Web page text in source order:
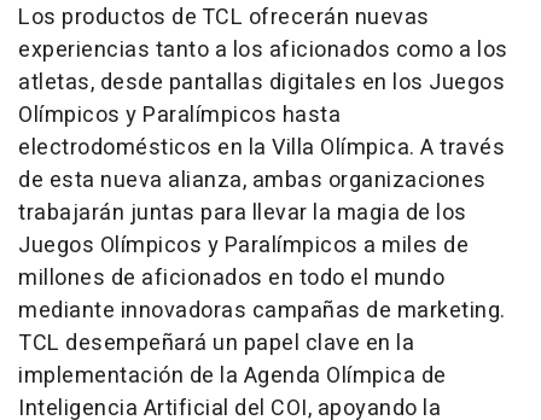
Los productos de TCL ofrecerán nuevas
experiencias tanto a los aficionados como a los
atletas, desde pantallas digitales en los Juegos
Olímpicos y Paralímpicos hasta
electrodomésticos en la Villa Olímpica. A través
de esta nueva alianza, ambas organizaciones
trabajarán juntas para llevar la magia de los
Juegos Olímpicos y Paralímpicos a miles de
millones de aficionados en todo el mundo
mediante innovadoras campañas de marketing.
TCL desempeñará un papel clave en la
implementación de la Agenda Olímpica de
Inteligencia Artificial del COI, apoyando la